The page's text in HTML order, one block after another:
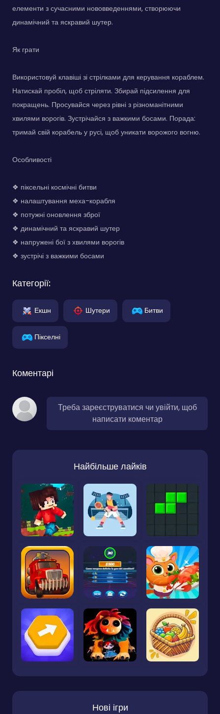
елементи з сучасними нововведеннями, створюючи
динамічний та яскравий шутер.
Як грати
Використовуй клавіші зі стрілками для керування кораблем.
Натискай пробіл, щоб стріляти. Збирай підсилення для
покращень. Просувайся через рівні з різноманітними
хвилями ворогів. Зустрічайся з важкими босами. Порада:
тримай свій корабель у русі, щоб уникати ворожого вогню.
Особливості
❖ піксельні космічні битви
❖ налаштування меха-корабля
❖ потужні оновлення зброї
❖ динамічний та яскравий шутер
❖ напружені бої з хвилями ворогів
❖ зустрічі з важкими босами
Категорії:
Екшн Шутери Битви
Пікселні
Коментарі
Треба зареєструватися чи увійти, щоб
написати коментар
Найбільше лайків
Нові ігри